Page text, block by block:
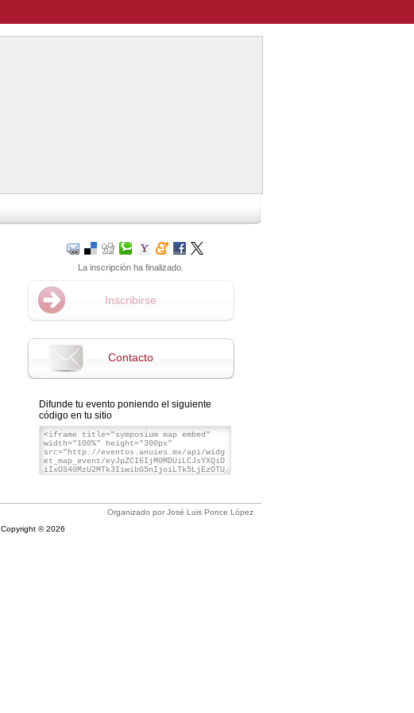
La inscripción ha finalizado.
Inscribirse
Contacto
Difunde tu evento poniendo el siguiente
código en tu sitio
Organizado por José Luis Ponce López
Copyright © 2026